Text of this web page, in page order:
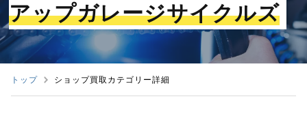
アップガレージサイクルズ
トップ ショップ買取カテゴリー詳細